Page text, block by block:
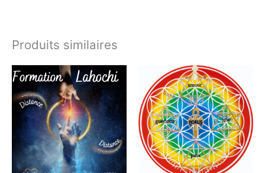
Produits similaires
Plage
de
prix :
89,00€
à
250,00€
produit
a
plusieurs
Les
options